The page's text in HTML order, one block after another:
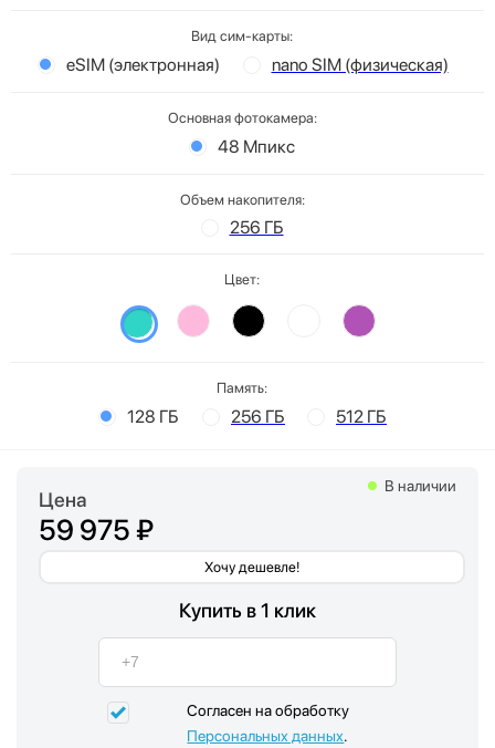
Вид сим-карты:
eSIM (электронная) nano SIM (физическая)
Основная фотокамера:
48 Мпикс
Объем накопителя:
256 ГБ
Цвет:
Память:
128 ГБ 256 ГБ 512 ГБ
Цена
59 975 ₽
Хочу дешевле!
В наличии
Купить в 1 клик
Согласен на обработку
Персональных данных.